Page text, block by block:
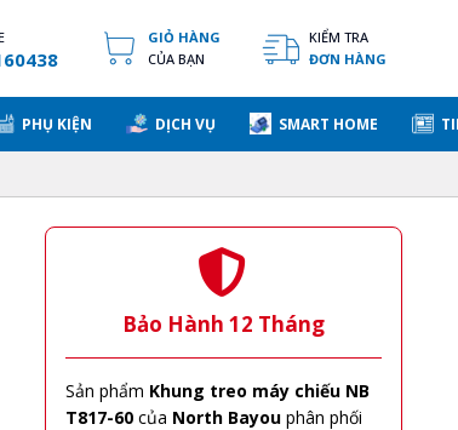
GIỎ HÀNG
CỦA BẠN
KIỂM TRA
ĐƠN HÀNG
PHỤ KIỆN DỊCH VỤ SMART HOME
Bảo Hành 12 Tháng
Sản phẩm Khung treo máy chiếu NB
T817-60 của North Bayou phân phối